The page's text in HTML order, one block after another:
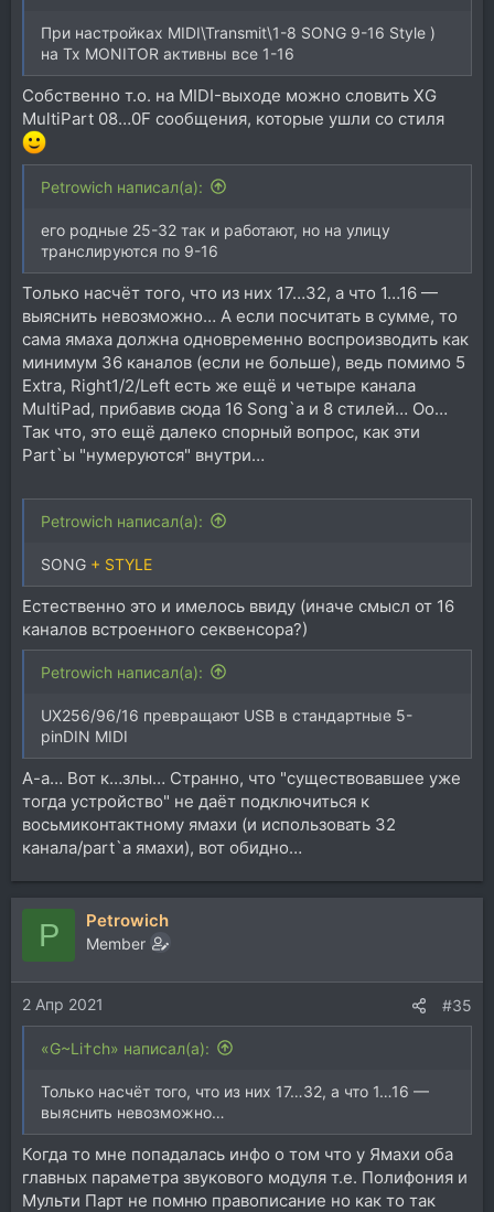
При настройках MIDI\Transmit\1-8 SONG 9-16 Style )
на Tx MONITOR активны все 1-16
Собственно т.о. на MIDI-выходе можно словить XG
MultiPart 08…0F сообщения, которые ушли со стиля
Petrowich написал(а):
его родные 25-32 так и работают, но на улицу
транслируются по 9-16
Только насчёт того, что из них 17…32, а что 1…16 —
выяснить невозможно… А если посчитать в сумме, то
сама ямаха должна одновременно воспроизводить как
минимум 36 каналов (если не больше), ведь помимо 5
Extra, Right1/2/Left есть же ещё и четыре канала
MultiPad, прибавив сюда 16 Song`а и 8 стилей… Оо…
Так что, это ещё далеко спорный вопрос, как эти
Part`ы "нумеруются" внутри…
Petrowich написал(а):
SONG + STYLE
Естественно это и имелось ввиду (иначе смысл от 16
каналов встроенного секвенсора?)
Petrowich написал(а):
UX256/96/16 превращают USB в стандартные 5-
pinDIN MIDI
А-а… Вот к…злы… Странно, что "существовавшее уже
тогда устройство" не даёт подключиться к
восьмиконтактному ямахи (и использовать 32
канала/part`а ямахи), вот обидно…
P Petrowich
Member
2 Апр 2021 #35
«G~Li†ch» написал(а):
Только насчёт того, что из них 17…32, а что 1…16 —
выяснить невозможно…
Когда то мне попадалась инфо о том что у Ямахи оба
главных параметра звукового модуля т.е. Полифония и
Мульти Парт не помню правописание но как то так